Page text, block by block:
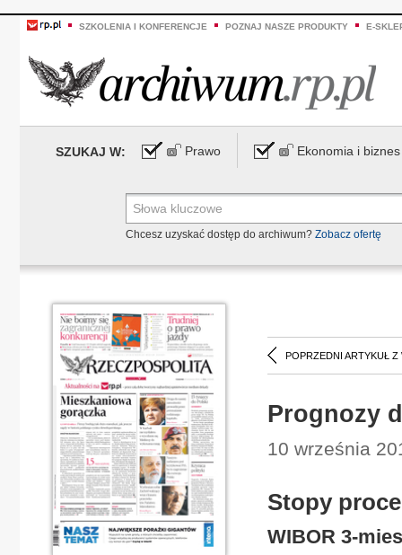
SZKOLENIA I KONFERENCJE POZNAJ NASZE PRODUKTY E-
SZUKAJ W: Prawo Ekonomia i biznes
Chcesz uzyskać dostęp do archiwum? Zobacz ofertę
POPRZEDNI ARTYKUŁ Z
Prognozy
10 września
Stopy
WIBOR 3-